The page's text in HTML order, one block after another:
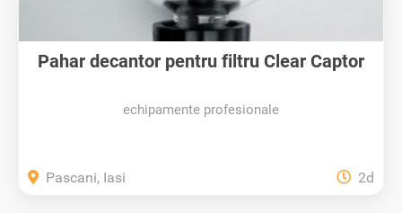
Pahar decantor pentru filtru Clear Captor
echipamente profesionale
Pascani, Iasi 2d